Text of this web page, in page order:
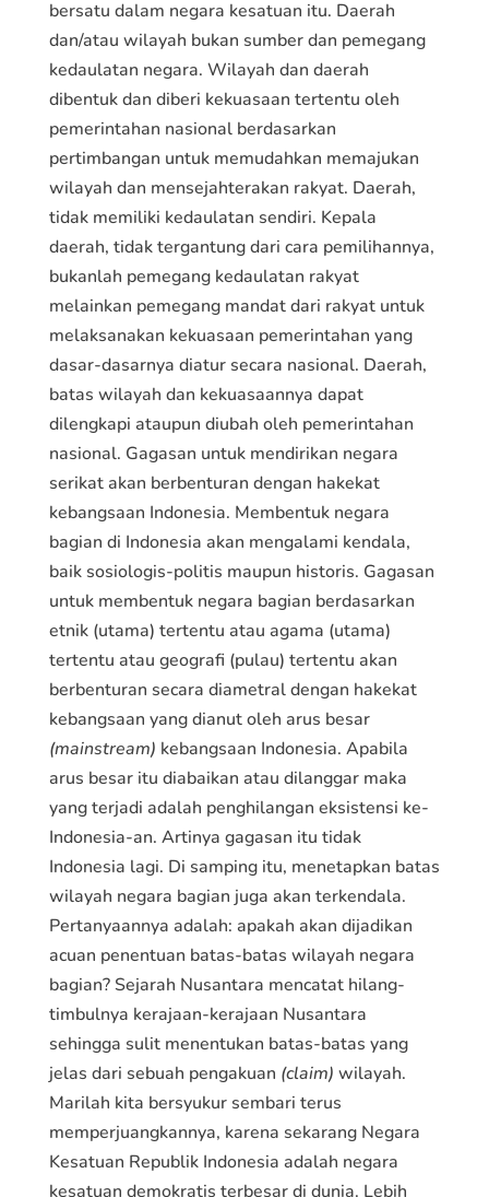
bersatu dalam negara kesatuan itu. Daerah
dan/atau wilayah bukan sumber dan pemegang
kedaulatan negara. Wilayah dan daerah
dibentuk dan diberi kekuasaan tertentu oleh
pemerintahan nasional berdasarkan
pertimbangan untuk memudahkan memajukan
wilayah dan mensejahterakan rakyat. Daerah,
tidak memiliki kedaulatan sendiri. Kepala
daerah, tidak tergantung dari cara pemilihannya,
bukanlah pemegang kedaulatan rakyat
melainkan pemegang mandat dari rakyat untuk
melaksanakan kekuasaan pemerintahan yang
dasar-dasarnya diatur secara nasional. Daerah,
batas wilayah dan kekuasaannya dapat
dilengkapi ataupun diubah oleh pemerintahan
nasional. Gagasan untuk mendirikan negara
serikat akan berbenturan dengan hakekat
kebangsaan Indonesia. Membentuk negara
bagian di Indonesia akan mengalami kendala,
baik sosiologis-politis maupun historis. Gagasan
untuk membentuk negara bagian berdasarkan
etnik (utama) tertentu atau agama (utama)
tertentu atau geografi (pulau) tertentu akan
berbenturan secara diametral dengan hakekat
kebangsaan yang dianut oleh arus besar
(mainstream) kebangsaan Indonesia. Apabila
arus besar itu diabaikan atau dilanggar maka
yang terjadi adalah penghilangan eksistensi ke-
Indonesia-an. Artinya gagasan itu tidak
Indonesia lagi. Di samping itu, menetapkan batas
wilayah negara bagian juga akan terkendala.
Pertanyaannya adalah: apakah akan dijadikan
acuan penentuan batas-batas wilayah negara
bagian? Sejarah Nusantara mencatat hilang-
timbulnya kerajaan-kerajaan Nusantara
sehingga sulit menentukan batas-batas yang
jelas dari sebuah pengakuan (claim) wilayah.
Marilah kita bersyukur sembari terus
memperjuangkannya, karena sekarang Negara
Kesatuan Republik Indonesia adalah negara
kesatuan demokratis terbesar di dunia. Lebih